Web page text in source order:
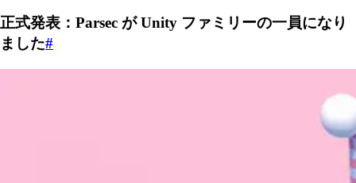
正式発表：Parsec が Unity ファミリーの一員になり
ました#